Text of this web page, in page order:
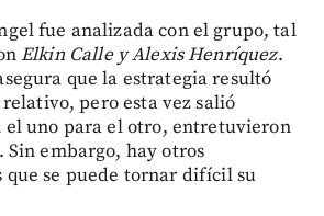
fue analizada con el grupo, tal
Elkin Calle y Alexis Henríquez.
que la estrategia resultó
pero esta vez salió
el uno para el otro, entretuvieron
Sin embargo, hay otros
que se puede tornar difícil su